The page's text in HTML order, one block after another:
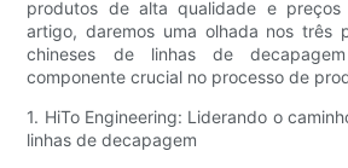
produtos de alta qualidade e preços
artigo, daremos uma olhada nos três
chineses de linhas de
componente crucial no processo de
1. HiTo Engineering: Liderando o
linhas de decapagem